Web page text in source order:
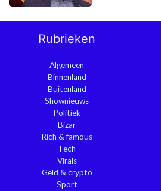
Rubrieken
Algemeen
Binnenland
Buitenland
Shownieuws
Politiek
Bizar
Rich & famous
Tech
Virals
Geld & crypto
Sport